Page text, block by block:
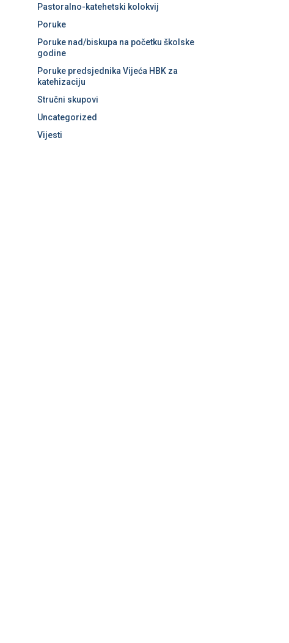
Pastoralno-katehetski kolokvij
Poruke
Poruke nad/biskupa na početku školske
godine
Poruke predsjednika Vijeća HBK za
katehizaciju
Stručni skupovi
Uncategorized
Vijesti